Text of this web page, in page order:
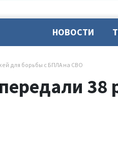
НОВОСТИ
для борьбы с БПЛА на СВО